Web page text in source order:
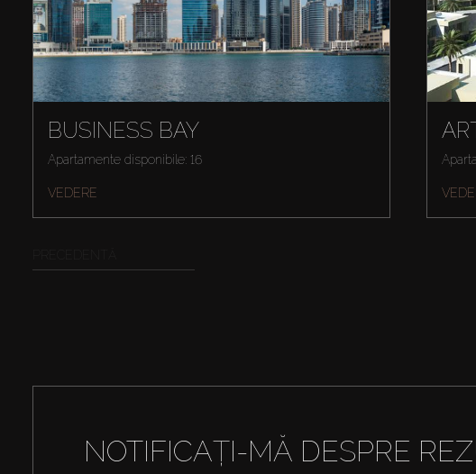
BUSINESS BAY
Apartamente disponibile: 16
VEDERE
NOTIFICAȚI-MĂ DESPRE